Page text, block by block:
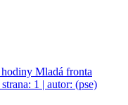
Mladá fronta
1 | autor: (pse)